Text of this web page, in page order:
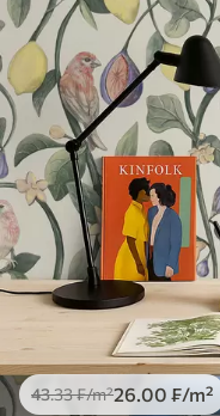
43.33₣/m²26.00 ₣/m²